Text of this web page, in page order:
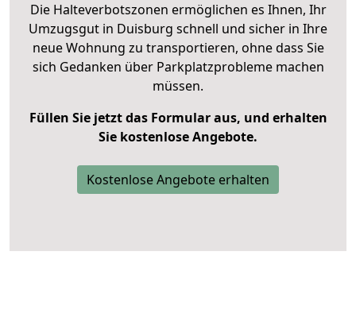
Die Halteverbotszonen ermöglichen es Ihnen, Ihr
Umzugsgut in Duisburg schnell und sicher in Ihre
neue Wohnung zu transportieren, ohne dass Sie
sich Gedanken über Parkplatzprobleme machen
müssen.
Füllen Sie jetzt das Formular aus, und erhalten
Sie kostenlose Angebote.
Kostenlose Angebote erhalten